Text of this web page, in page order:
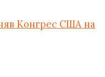
Конгрес США на